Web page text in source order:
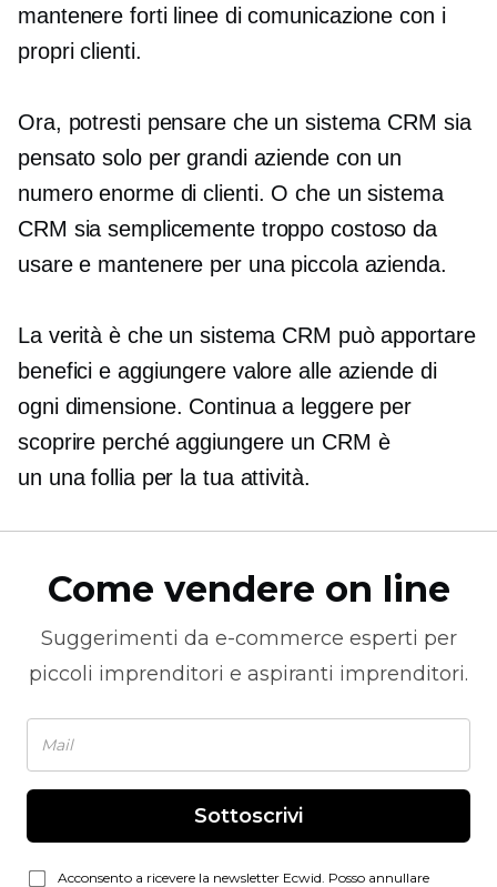
mantenere forti linee di comunicazione con i
propri clienti.
Ora, potresti pensare che un sistema CRM sia
pensato solo per grandi aziende con un
numero enorme di clienti. O che un sistema
CRM sia semplicemente troppo costoso da
usare e mantenere per una piccola azienda.
La verità è che un sistema CRM può apportare
benefici e aggiungere valore alle aziende di
ogni dimensione. Continua a leggere per
scoprire perché aggiungere un CRM è
un una folliaper la tua attività.
Come vendere on line
Suggerimenti da e-commerce esperti per
piccoli imprenditori e aspiranti imprenditori.
Sottoscrivi
Acconsento a ricevere la newsletter Ecwid. Posso annullare